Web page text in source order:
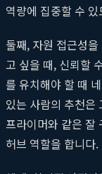
역량에 집중할 수
둘째, 자원 접근성
고 싶을 때, 신뢰할
를 유치해야 할 때
있는 사람의 추천은
프라이머와 같은 잘
허브 역할을 합니다.